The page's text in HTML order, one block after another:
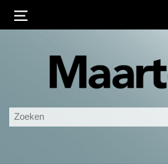
Ingelogd blijven